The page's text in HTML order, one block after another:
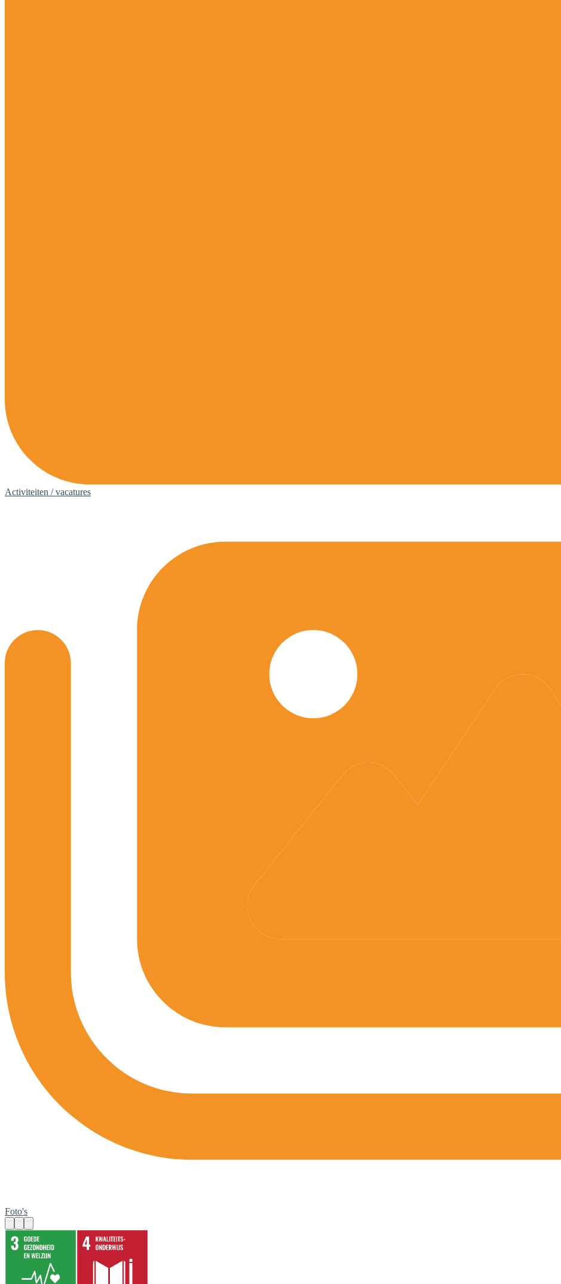
Activiteiten / vacatures
Foto's